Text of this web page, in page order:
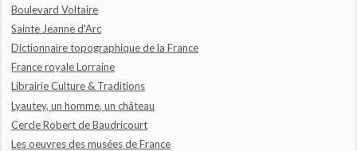
Boulevard Voltaire
Sainte Jeanne d'Arc
Dictionnaire topographique de la France
France royale Lorraine
Librairie Culture & Traditions
Lyautey, un homme, un château
Cercle Robert de Baudricourt
Les oeuvres des musées de France